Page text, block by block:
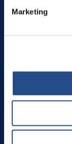
Marketing
Sicheres Online-
FÜR